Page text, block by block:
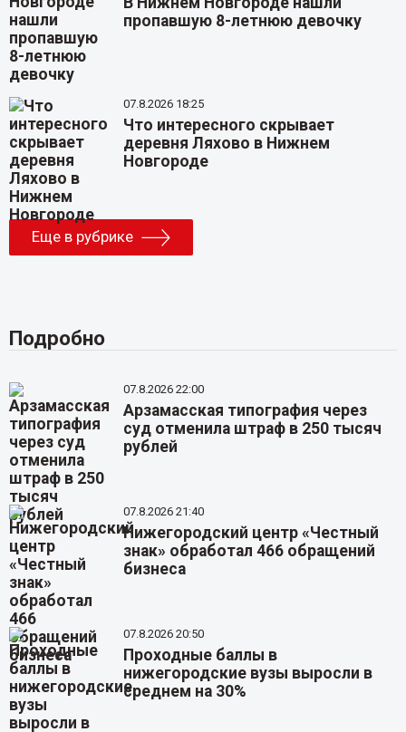
пропавшую 8-летнюю девочку
07.8.2026 18:25
Что интересного скрывает
деревня Ляхово в Нижнем
Новгороде
Еще в рубрике
Подробно
07.8.2026 22:00
Арзамасская типография через
суд отменила штраф в 250 тысяч
рублей
07.8.2026 21:40
Нижегородский центр «Честный
знак» обработал 466 обращений
бизнеса
07.8.2026 20:50
Проходные баллы в
нижегородские вузы выросли в
среднем на 30%